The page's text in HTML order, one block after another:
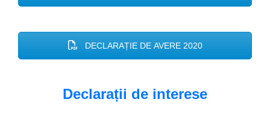
DECLARAȚIE DE AVERE 2020
Declarații de interese